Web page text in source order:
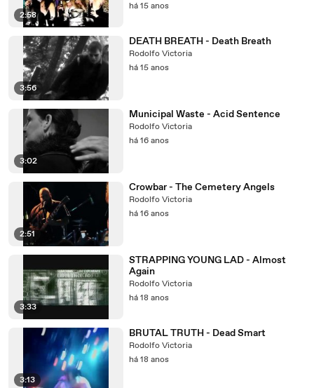
2:58
há 15 anos
3:56
DEATH BREATH - Death Breath
Rodolfo Victoria
há 15 anos
3:02
Municipal Waste - Acid Sentence
Rodolfo Victoria
há 16 anos
2:51
Crowbar - The Cemetery Angels
Rodolfo Victoria
há 16 anos
3:33
STRAPPING YOUNG LAD - Almost
Again
Rodolfo Victoria
há 18 anos
3:13
BRUTAL TRUTH - Dead Smart
Rodolfo Victoria
há 18 anos